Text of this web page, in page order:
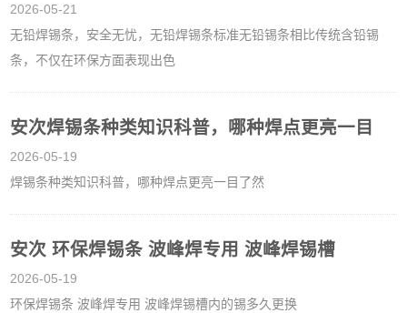
2026-05-21
无铅焊锡条，安全无忧，无铅焊锡条标准无铅锡条相比传统含铅锡
条，不仅在环保方面表现出色
安次焊锡条种类知识科普，哪种焊点更亮一目
2026-05-19
焊锡条种类知识科普，哪种焊点更亮一目了然
安次 环保焊锡条 波峰焊专用 波峰焊锡槽
2026-05-19
环保焊锡条 波峰焊专用 波峰焊锡槽内的锡多久更换